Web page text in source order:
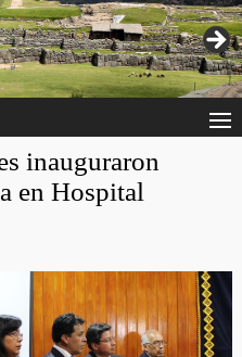
inauguraron
en Hospital